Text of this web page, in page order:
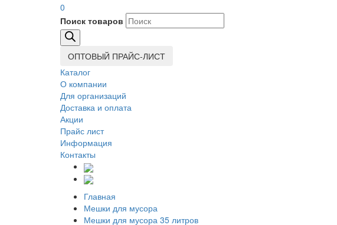
0
Поиск товаров
ОПТОВЫЙ ПРАЙС-ЛИСТ
Каталог
О компании
Для организаций
Доставка и оплата
Акции
Прайс лист
Информация
Контакты
Главная
Мешки для мусора
Мешки для мусора 35 литров